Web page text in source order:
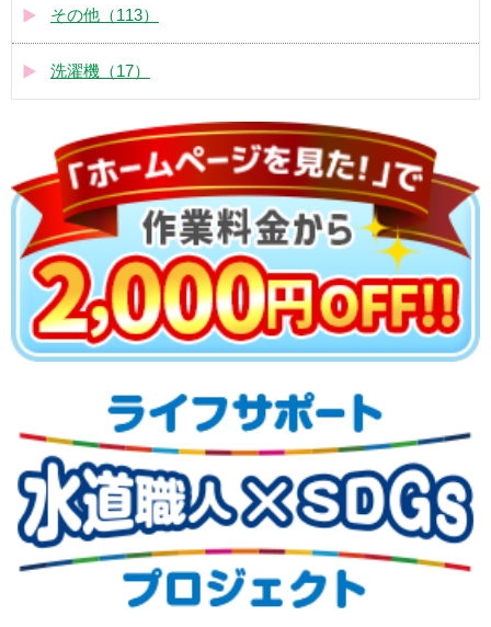
その他（113）
洗濯機（17）